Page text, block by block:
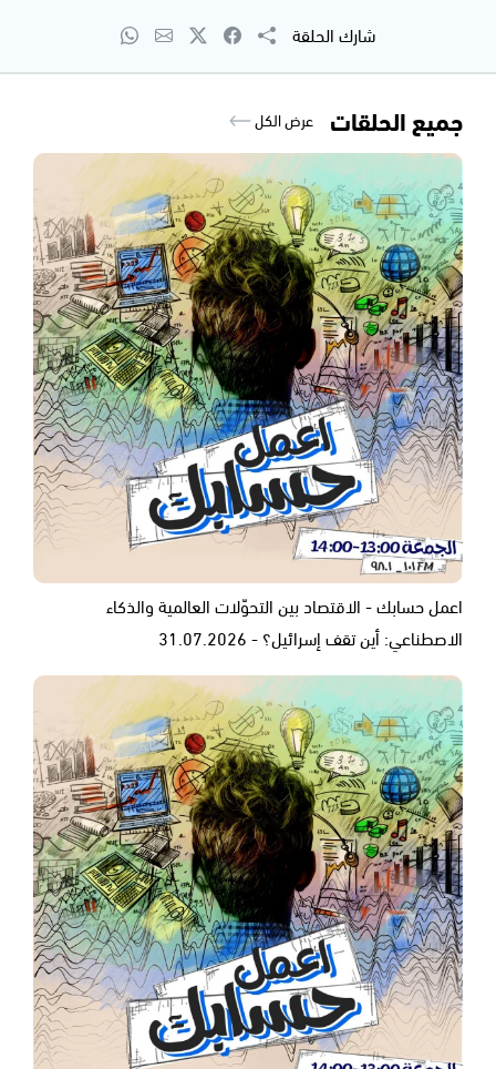
شارك الحلقة
جميع الحلقات عرض الكل
اعمل حسابك - الاقتصاد بين التحوّلات العالمية والذكاء
الاصطناعي: أين تقف إسرائيل؟ - 31.07.2026